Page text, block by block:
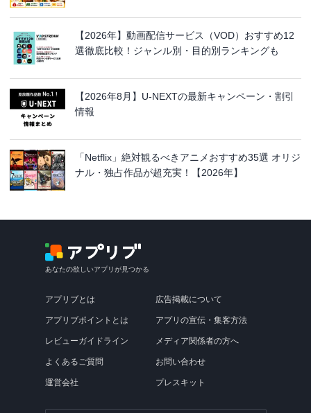
【2026年】動画配信サービス（VOD）おすすめ12
選徹底比較！ジャンル別・目的別ランキングも
【2026年8月】U-NEXTの最新キャンペーン・割引
情報
「Netflix」絶対観るべきアニメおすすめ35選 オリジ
ナル・独占作品が超充実！【2026年】
あなたの欲しいアプリが見つかる
アプリブとは
アプリブポイントとは
レビューガイドライン
よくあるご質問
運営会社
広告掲載について
アプリの宣伝・集客方法
メディア関係者の方へ
お問い合わせ
プレスキット